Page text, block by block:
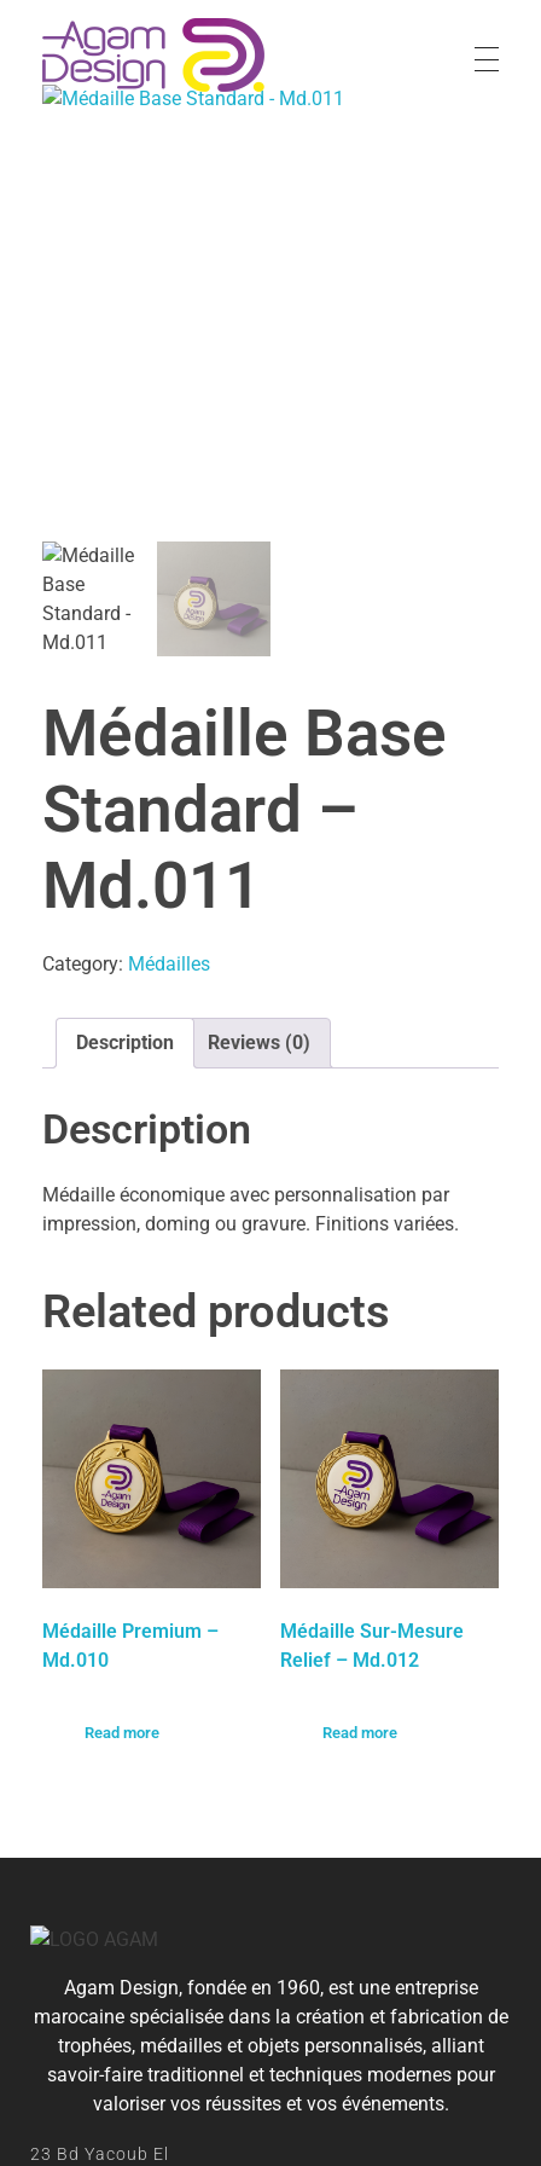
Agam Design
Médaille Base
Standard –
Md.011
Category: Médailles
Description Reviews (0)
Description
Médaille économique avec personnalisation par
impression, doming ou gravure. Finitions variées.
Related products
Médaille Premium –
Md.010
Read more
Médaille Sur-Mesure
Relief – Md.012
Read more
Agam Design, fondée en 1960, est une entreprise
marocaine spécialisée dans la création et fabrication de
trophées, médailles et objets personnalisés, alliant
savoir-faire traditionnel et techniques modernes pour
valoriser vos réussites et vos événements.
23 Bd Yacoub El